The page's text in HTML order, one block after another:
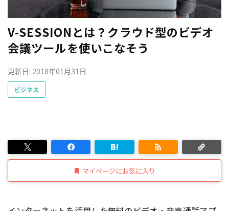
V-SESSIONとは？クラウド型のビデオ
会議ツールを使いこなそう
更新日: 2018年01月31日
ビジネス
マイページにお気に入り